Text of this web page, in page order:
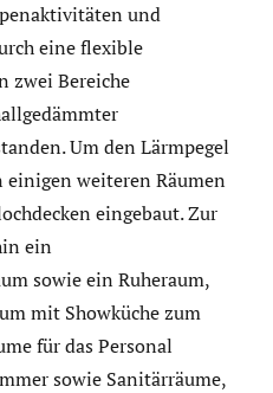
und
eine flexible
zwei Bereiche
Um den Lärmpegel
weiteren Räumen
eingebaut. Zur
ein
sowie ein Ruheraum,
mit Showküche zum
für das Personal
sowie Sanitärräume,